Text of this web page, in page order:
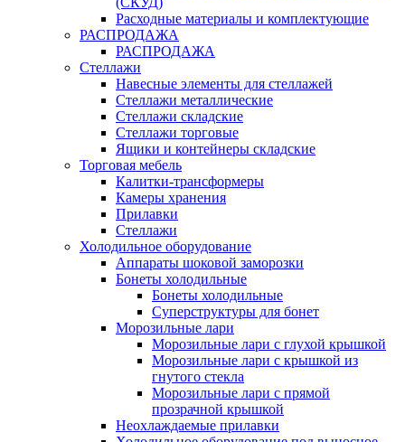
Расходные материалы и комплектующие
РАСПРОДАЖА
РАСПРОДАЖА
Стеллажи
Навесные элементы для стеллажей
Стеллажи металлические
Стеллажи складские
Стеллажи торговые
Ящики и контейнеры складские
Торговая мебель
Калитки-трансформеры
Камеры хранения
Прилавки
Стеллажи
Холодильное оборудование
Аппараты шоковой заморозки
Бонеты холодильные
Бонеты холодильные
Суперструктуры для бонет
Морозильные лари
Морозильные лари с глухой крышкой
Морозильные лари с крышкой из
гнутого стекла
Морозильные лари с прямой
прозрачной крышкой
Неохлаждаемые прилавки